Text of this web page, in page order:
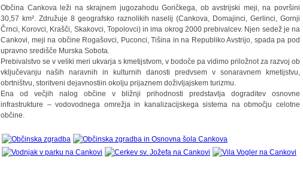
Občina Cankova leži na skrajnem jugozahodu Goričkega, ob avstrijski meji, na površini
30,57 km². Združuje 8 geografsko raznolikih naselij (Cankova, Domajinci, Gerlinci, Gornji
Črnci, Korovci, Krašči, Skakovci, Topolovci) in ima okrog 2000 prebivalcev. Njen sedež je na
Cankovi, meji na občine Rogašovci, Puconci, Tišina in na Republiko Avstrijo, spada pa pod
upravno središče Murska Sobota.
Prebivalstvo se v veliki meri ukvarja s kmetijstvom, v bodoče pa vidimo priložnot za razvoj ob
vključevanju naših naravnih in kulturnih danosti predvsem v sonaravnem kmetijstvu,
obrtništvu, storitveni dejavnostiin okolju prijaznem doživljajskem turizmu.
Ena od večjih nalog občine v bližnji prihodnosti predstavlja dograditev osnovne
infrastrukture – vodovodnega omrežja in kanalizacijskega sistema na območju celotne
občine.